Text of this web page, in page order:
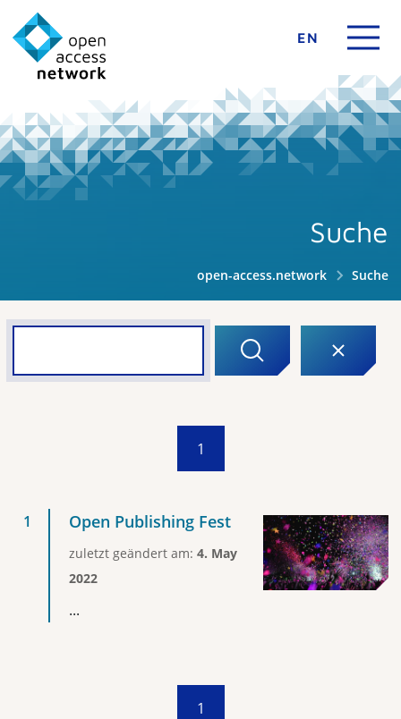
EN
Suche
open-access.network Suche
1
Open Publishing Fest
zuletzt geändert am: 4. May
2022
...
1